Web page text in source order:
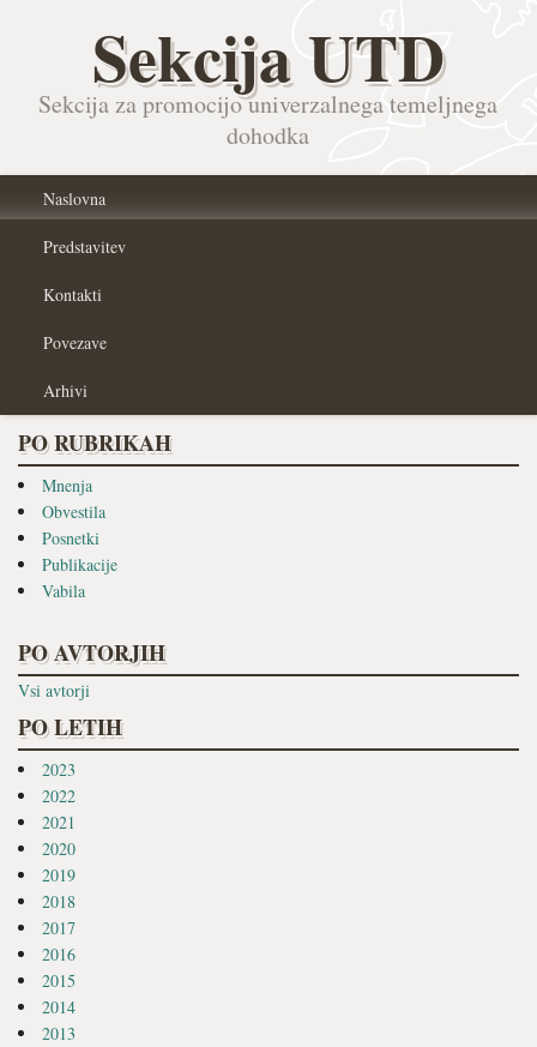
Sekcija UTD
Sekcija za promocijo univerzalnega temeljnega
dohodka
Naslovna
Predstavitev
Kontakti
Povezave
Arhivi
PO RUBRIKAH
Mnenja
Obvestila
Posnetki
Publikacije
Vabila
PO AVTORJIH
Vsi avtorji
PO LETIH
2023
2022
2021
2020
2019
2018
2017
2016
2015
2014
2013